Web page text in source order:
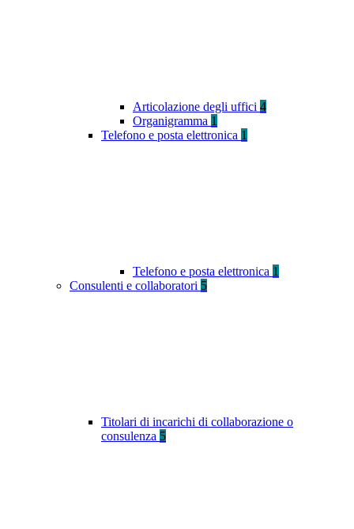
Articolazione degli uffici 4
Organigramma 1
Telefono e posta elettronica 1
Telefono e posta elettronica 1
Consulenti e collaboratori 5
Titolari di incarichi di collaborazione o
consulenza 5